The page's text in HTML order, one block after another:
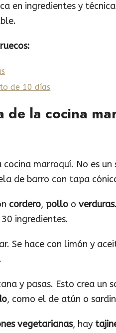
en ingredientes y
de 10 días
de la cocina
marroquí. No es
de barro con tapa
cordero, pollo overduras
ingredientes.
Se hace con limón y
y pasas. Esto crea un
, como el de atún o
vegetarianas, hay